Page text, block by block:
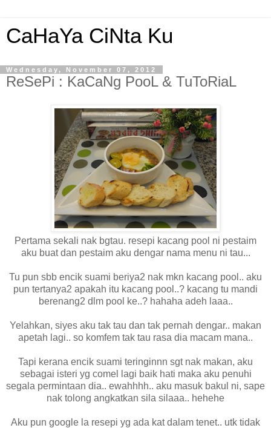
CaHaYa CiNta Ku
Wednesday, November 07, 2012
ReSePi : KaCaNg PooL & TuToRiaL
Pertama sekali nak bgtau. resepi kacang pool ni pestaim
aku buat dan pestaim aku dengar nama menu ni tau...
Tu pun sbb encik suami beriya2 nak mkn kacang pool.. aku
pun tertanya2 apakah itu kacang pool..? kacang tu mandi
berenang2 dlm pool ke..? hahaha adeh laaa..
Yelahkan, siyes aku tak tau dan tak pernah dengar.. makan
apetah lagi.. so komfem tak tau rasa dia macam mana..
Tapi kerana encik suami teringinnn sgt nak makan, aku
sebagai isteri yg comel lagi baik hati maka aku penuhi
segala permintaan dia.. ewahhhh.. aku masuk bakul ni, sape
nak tolong angkatkan sila silaaa.. hehehe
Aku pun google la resepi yg ada kat dalam tenet.. utk tidak